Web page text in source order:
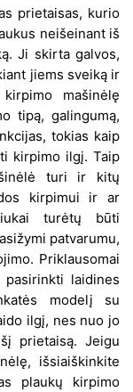
prietaisas, kurio
neišeinant iš
Ji skirta galvos,
jiems sveiką ir
mašinėlę
tipą, galingumą,
tokias kaip
kirpimo ilgį. Taip
turi ir kitų
kirpimui ir ar
turėtų būti
patvarumu,
Priklausomai
laidines
modelį su
ilgį, nes nuo jo
prietaisą. Jeigu
išsiaiškinkite
plaukų kirpimo